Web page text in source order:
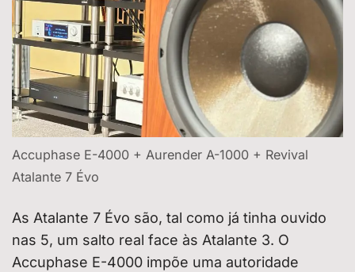
Accuphase E-4000 + Aurender A-1000 + Revival
Atalante 7 Évo
As Atalante 7 Évo são, tal como já tinha ouvido
nas 5, um salto real face às Atalante 3. O
Accuphase E-4000 impõe uma autoridade